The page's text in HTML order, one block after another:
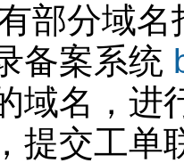
部分域
备案系统
域名，进
提交工单